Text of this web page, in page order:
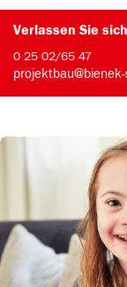
Verlassen Sie
0 25 02/65 47